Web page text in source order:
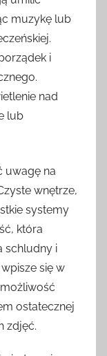
muzykę lub
i
nad
lub
uwagę na
wnętrze,
systemy
która
schludny i
się w
ostatecznej
zdjęć.